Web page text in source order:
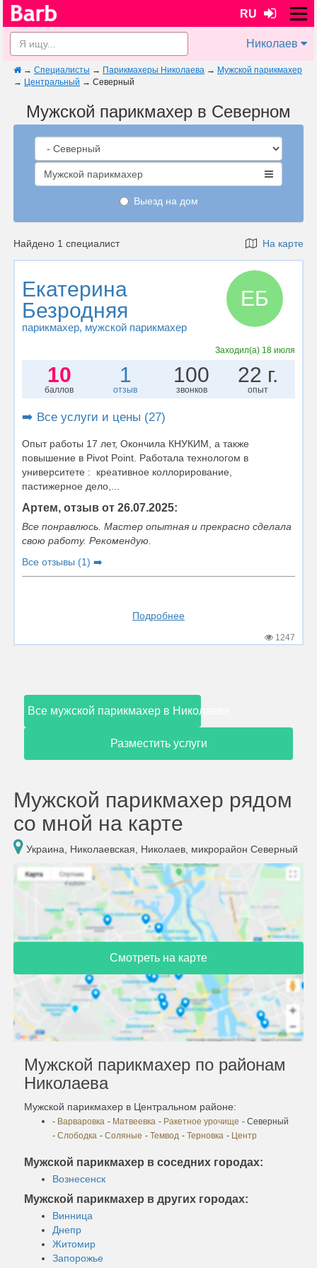
RU
Николаев
→ Специалисты → Парикмахеры Николаева → Мужской парикмахер
→ Центральный → Северный
Мужской парикмахер в Северном
Мужской парикмахер
Выезд на дом
Найдено 1 специалист На карте
Екатерина
Безродняя
парикмахер, мужской парикмахер
ЕБ
Заходил(а) 18 июля
10
баллов
1
отзыв
100
звонков
22 г.
опыт
➡️ Все услуги и цены (27)
Опыт работы 17 лет, Окончила КНУКИМ, а также
повышение в Pivot Point. Работала технологом в
университете : креативное коллорирование,
пастижерное дело,...
Артем, отзыв от 26.07.2025:
Все понравлюсь. Мастер опытная и прекрасно сделала
свою работу. Рекомендую.
Все отзывы (1) ➡️
Подробнее
1247
Все мужской парикмахер в Николаеве
Разместить услуги
Мужской парикмахер рядом
со мной на карте
Украина, Николаевская, Николаев, микрорайон Северный
Смотреть на карте
Мужской парикмахер по районам
Николаева
Мужской парикмахер в Центральном районе:
- Варваровка - Матвеевка - Ракетное урочище - Северный
- Слободка - Соляные - Темвод - Терновка - Центр
Мужской парикмахер в соседних городах:
Вознесенск
Мужской парикмахер в других городах:
Винница
Днепр
Житомир
Запорожье